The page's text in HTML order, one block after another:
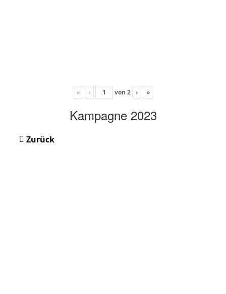
« ‹ von 2 › »
Kampagne 2023
Zurück